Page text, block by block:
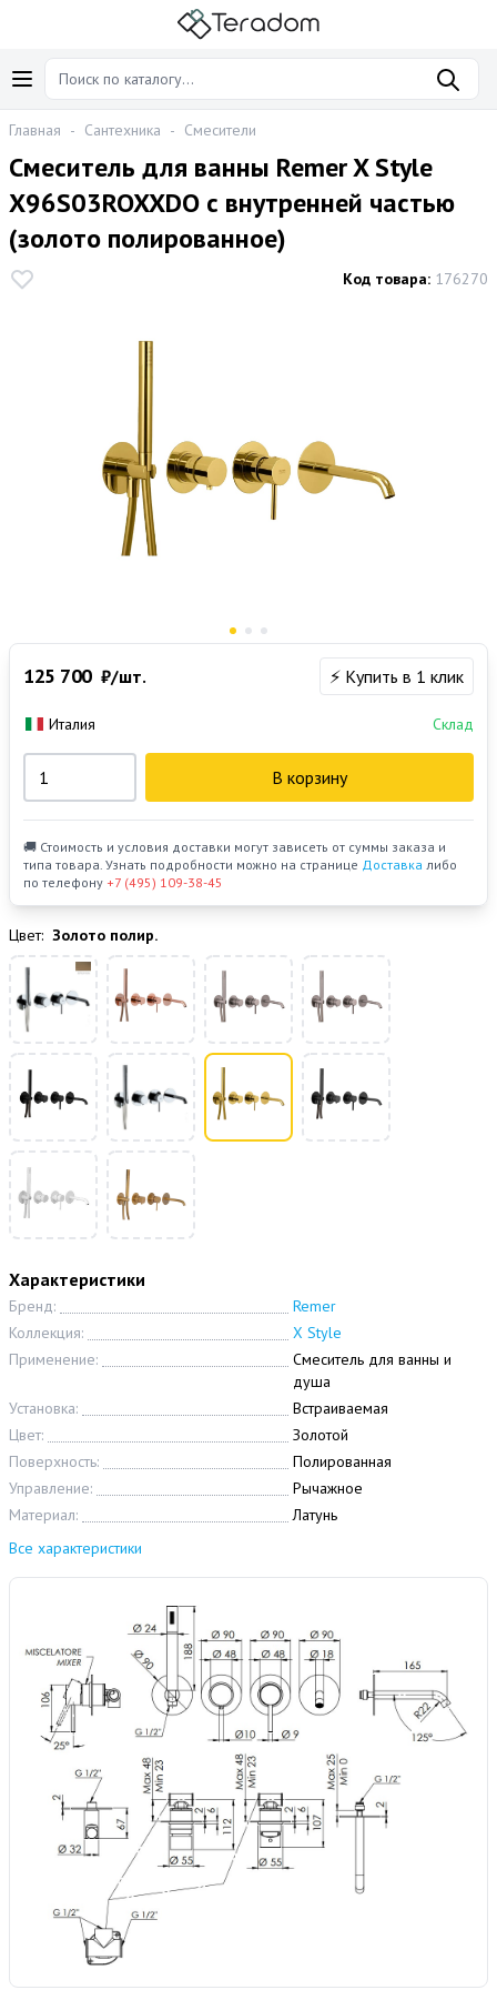
Главная - Сантехника - Смесители
Смеситель для ванны Remer X Style
X96S03ROXXDO с внутренней частью
(золото полированное)
Код товара: 176270
Характеристики
Бренд:
Remer
Коллекция:
X Style
Применение:
Смеситель для ванны и
душа
Установка:
Встраиваемая
Цвет:
Золотой
Поверхность:
Полированная
Управление:
Рычажное
Материал:
Латунь
Все характеристики
125 700 ₽/шт. ⚡ Купить в 1 клик
Италия Склад
В корзину
🚚 Стоимость и условия доставки могут зависеть от суммы заказа и
типа товара. Узнать подробности можно на странице Доставка либо
по телефону +7 (495) 109-38-45
Цвет: Золото полир.